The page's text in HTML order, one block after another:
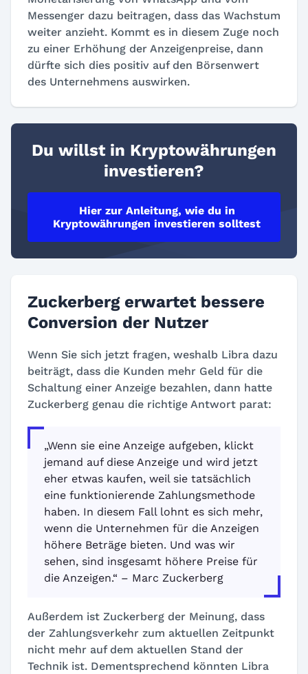
Messenger dazu beitragen, dass das Wachstum
weiter anzieht. Kommt es in diesem Zuge noch
zu einer Erhöhung der Anzeigenpreise, dann
dürfte sich dies positiv auf den Börsenwert
des Unternehmens auswirken.
Du willst in Kryptowährungen
investieren?
Hier zur Anleitung, wie du in
Kryptowährungen investieren solltest
Zuckerberg erwartet bessere
Conversion der Nutzer
Wenn Sie sich jetzt fragen, weshalb Libra dazu
beiträgt, dass die Kunden mehr Geld für die
Schaltung einer Anzeige bezahlen, dann hatte
Zuckerberg genau die richtige Antwort parat:
„Wenn sie eine Anzeige aufgeben, klickt
jemand auf diese Anzeige und wird jetzt
eher etwas kaufen, weil sie tatsächlich
eine funktionierende Zahlungsmethode
haben. In diesem Fall lohnt es sich mehr,
wenn die Unternehmen für die Anzeigen
höhere Beträge bieten. Und was wir
sehen, sind insgesamt höhere Preise für
die Anzeigen.“ – Marc Zuckerberg
Außerdem ist Zuckerberg der Meinung, dass
der Zahlungsverkehr zum aktuellen Zeitpunkt
nicht mehr auf dem aktuellen Stand der
Technik ist. Dementsprechend könnten Libra